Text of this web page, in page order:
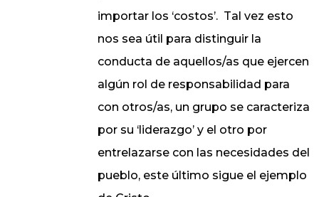
importar los ‘costos’. Tal vez esto
nos sea útil para distinguir la
conducta de aquellos/as que ejercen
algún rol de responsabilidad para
con otros/as, un grupo se caracteriza
por su ‘liderazgo’ y el otro por
entrelazarse con las necesidades del
pueblo, este último sigue el ejemplo